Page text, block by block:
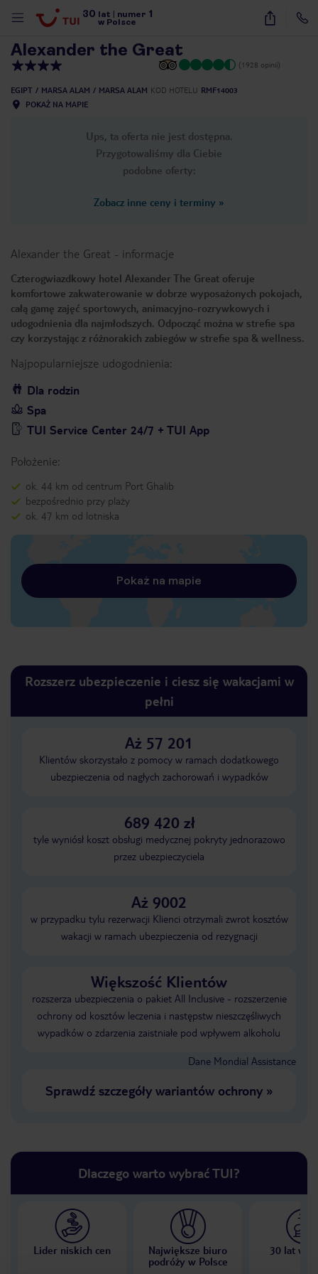
30 lat numer 1
w Polsce
57
Alexander the Great
(1928 opinii)
EGIPT MARSA ALAM MARSA ALAM KOD HOTELU RMF14003
POKAŻ NA MAPIE
Ups, ta oferta nie jest dostępna.
Przygotowaliśmy dla Ciebie
podobne oferty:
Zobacz inne ceny i terminy »
Alexander the Great - informacje
Czterogwiazdkowy hotel Alexander The Great oferuje
komfortowe zakwaterowanie w dobrze wyposażonych pokojach,
całą gamę zajęć sportowych, animacyjno-rozrywkowych i
udogodnienia dla najmłodszych. Odpocząć można w strefie spa
czy korzystając z różnorakich zabiegów w strefie spa & wellness.
Najpopularniejsze udogodnienia:
Dla rodzin
Spa
TUI Service Center 24/7 + TUI App
Położenie:
ok. 44 km od centrum Port Ghalib
bezpośrednio przy plaży
ok. 47 km od lotniska
Pokaż na mapie
Rozszerz ubezpieczenie i ciesz się wakacjami w
pełni
Aż 57 201
Klientów skorzystało z pomocy w ramach dodatkowego
ubezpieczenia od nagłych zachorowań i wypadków
689 420 zł
tyle wyniósł koszt obsługi medycznej pokryty jednorazowo
przez ubezpieczyciela
Aż 9002
w przypadku tylu rezerwacji Klienci otrzymali zwrot kosztów
wakacji w ramach ubezpieczenia od rezygnacji
Większość Klientów
rozszerza ubezpieczenia o pakiet All Inclusive - rozszerzenie
ochrony od kosztów leczenia i następstw nieszczęśliwych
wypadków o zdarzenia zaistniałe pod wpływem alkoholu
Dane Mondial Assistance
Sprawdź szczegóły wariantów ochrony»
Dlaczego warto wybrać TUI?
Lider niskich cen
Największe biuro
podróży w Polsce
30 lat w